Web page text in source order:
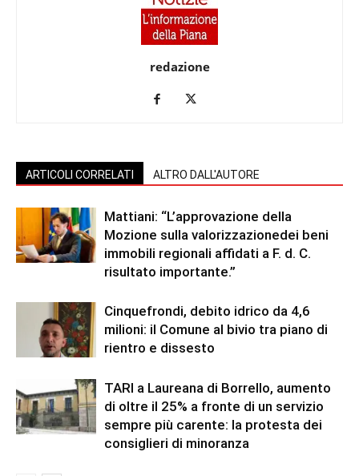
redazione
ARTICOLI CORRELATI ALTRO DALL'AUTORE
Mattiani: “L’approvazione della
Mozione sulla valorizzazionedei beni
immobili regionali affidati a F. d. C.
risultato importante.”
Cinquefrondi, debito idrico da 4,6
milioni: il Comune al bivio tra piano di
rientro e dissesto
TARI a Laureana di Borrello, aumento
di oltre il 25% a fronte di un servizio
sempre più carente: la protesta dei
consiglieri di minoranza